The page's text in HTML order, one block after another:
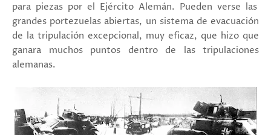
para piezas por el Ejército Alemán. Pueden verse las
grandes portezuelas abiertas, un sistema de evacuación
de la tripulación excepcional, muy eficaz, que hizo que
ganara muchos puntos dentro de las tripulaciones
alemanas.